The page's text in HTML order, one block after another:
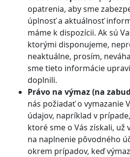
opatrenia, aby sme
úplnosť a aktuálnosť
máme k dispozícii. Ak sú
ktorými disponujeme,
neaktuálne, prosím,
sme tieto informácie
doplnili.
Právo na výmaz (na
nás požiadať o vymazanie
údajov, napríklad v
ktoré sme o Vás získali, už
na naplnenie pôvodného
okrem prípadov, keď